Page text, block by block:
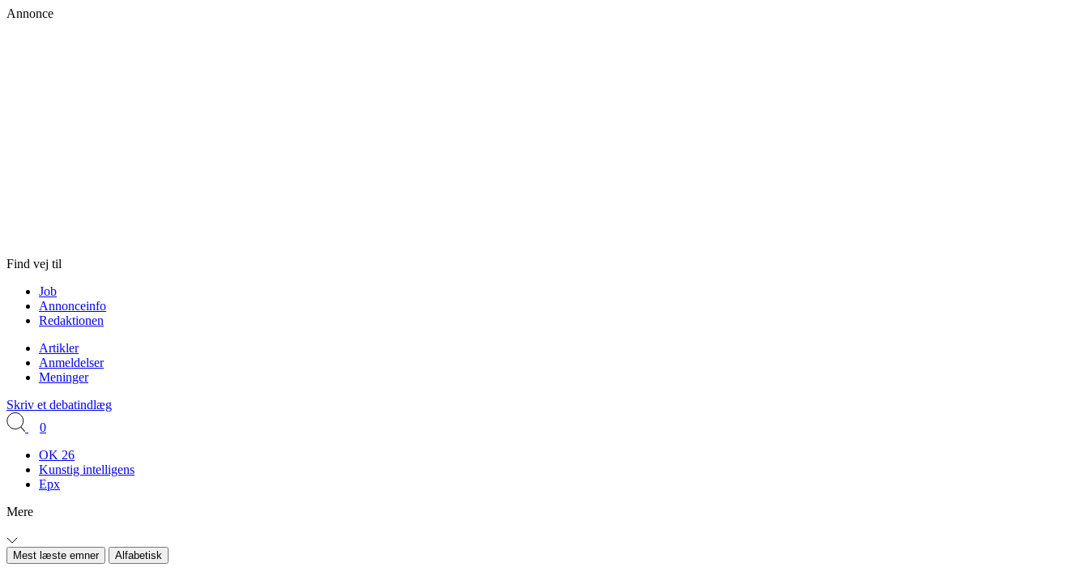
Annonce
Find vej til
Job
Annonceinfo
Redaktionen
Artikler
Anmeldelser
Meninger
Skriv et debatindlæg
0
OK 26
Kunstig intelligens
Epx
Mere
Mest læste emner Alfabetisk